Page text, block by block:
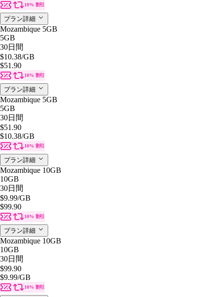
10% 割引
プラン詳細
Mozambique 5GB
5GB
30日間
$10.38/GB
$51.90
10% 割引
プラン詳細
Mozambique 5GB
5GB
30日間
$51.90
$10.38/GB
10% 割引
プラン詳細
Mozambique 10GB
10GB
30日間
$9.99/GB
$99.90
10% 割引
プラン詳細
Mozambique 10GB
10GB
30日間
$99.90
$9.99/GB
10% 割引